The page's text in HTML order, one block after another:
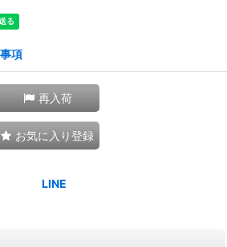
項
再入荷
お気に入り登録